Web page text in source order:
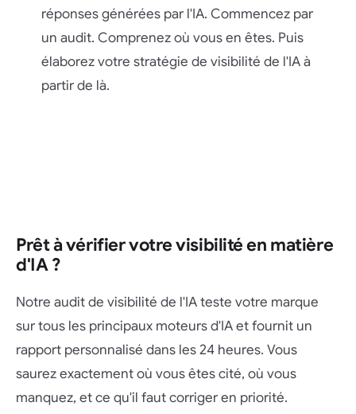
réponses générées par l'IA. Commencez par
un audit. Comprenez où vous en êtes. Puis
élaborez votre stratégie de visibilité de l'IA à
partir de là.
Prêt à vérifier votre visibilité en matière
d'IA ?
Notre audit de visibilité de l'IA teste votre marque
sur tous les principaux moteurs d'IA et fournit un
rapport personnalisé dans les 24 heures. Vous
saurez exactement où vous êtes cité, où vous
manquez, et ce qu'il faut corriger en priorité.